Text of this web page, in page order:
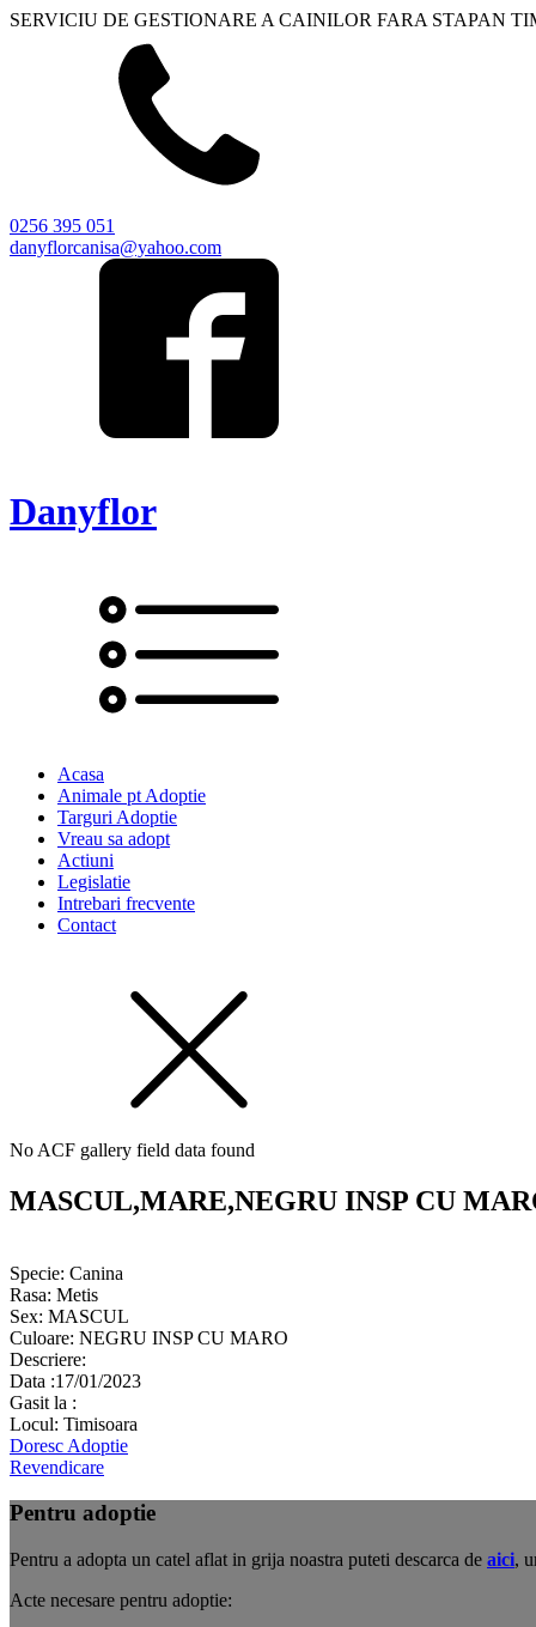
SERVICIU DE GESTIONARE A CAINILOR FARA STAPAN
0256 395 051
danyflorcanisa@yahoo.com
Danyflor
Acasa
Animale pt Adoptie
Targuri Adoptie
Vreau sa adopt
Actiuni
Legislatie
Intrebari frecvente
Contact
No ACF gallery field data found
MASCUL,MARE,NEGRU INSP CU
Specie: Canina
Rasa: Metis
Sex: MASCUL
Culoare: NEGRU INSP CU MARO
Descriere:
Data :17/01/2023
Gasit la :
Locul: Timisoara
Doresc Adoptie
Revendicare
Pentru adoptie
Pentru a adopta un catel aflat in grija noastra puteti descarca de aici,
Acte necesare pentru adoptie: